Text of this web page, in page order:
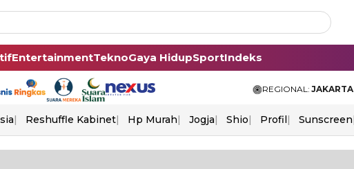
EntertainmentTeknoGaya HidupSportIndeks
REGIONAL: JAKARTA
Reshuffle Kabinet Hp Murah Jogja Shio Profil Sunscreen